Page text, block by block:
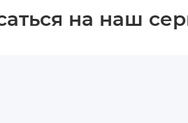
на наш